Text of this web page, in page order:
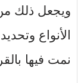
ويجعل ذلك
الأنواع
نمت فيها